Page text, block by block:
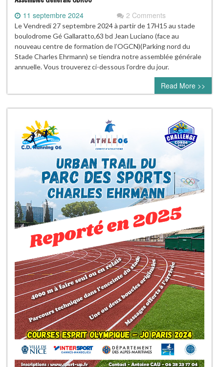
11 septembre 2024 2 Comments
Le Vendredi 27 septembre 2024 à partir de 17H15 au stade
boulodrome Gé Gallaratto,63 bd Jean Luciano (face au
nouveau centre de formation de l’OGCN)(Parking nord du
Stade Charles Ehrmann) se tiendra notre assemblée générale
annuelle. Vous trouverez ci-dessous l’ordre du jour.
Read More >>